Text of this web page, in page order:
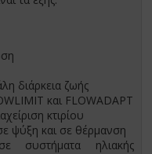
διάρκεια ζωής
και FLOWADAPT
κτιρίου
ψύξη και σε θέρμανση
συστήματα ηλιακής